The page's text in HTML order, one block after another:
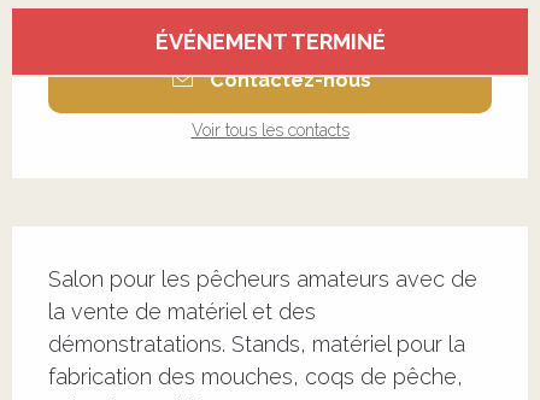
Ouverture et coordonnées
ÉVÉNEMENT TERMINÉ
Contactez-nous
Voir tous les contacts
Salon pour les pêcheurs amateurs avec de
la vente de matériel et des
démonstratations. Stands, matériel pour la
fabrication des mouches, coqs de pêche,